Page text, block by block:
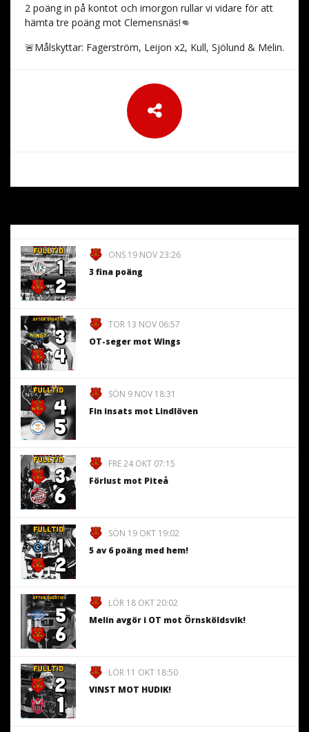
2 poäng in på kontot och imorgon rullar vi vidare för att
hämta tre poäng mot Clemensnäs!👊
🚨Målskyttar: Fagerström, Leijon x2, Kull, Sjölund & Melin.
ONS 19 NOV 23:26
3 fina poäng
TOR 13 NOV 06:57
OT-seger mot Wings
SÖN 9 NOV 18:31
Fin insats mot Lindlöven
FRE 24 OKT 07:15
Förlust mot Piteå
SÖN 19 OKT 19:02
5 av 6 poäng med hem!
LÖR 18 OKT 20:02
Melin avgör i OT mot Örnsköldsvik!
LÖR 11 OKT 18:50
VINST MOT HUDIK!